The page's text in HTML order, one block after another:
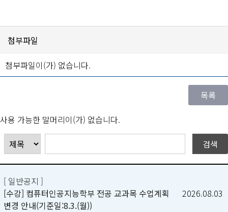
첨부파일
첨부파일이(가) 없습니다.
사용 가능한 말머리이(가) 없습니다.
[ 일반공지 ]
[수강] 컴퓨터인공지능학부 전공 교과목 수업계획
변경 안내(기준일:8.3.(월))
2026.08.03